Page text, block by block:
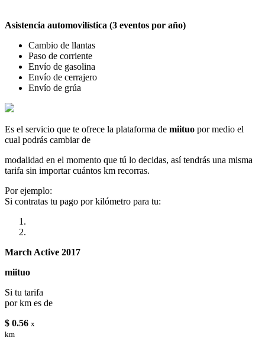
Asistencia automovilística (3 eventos por año)
Cambio de llantas
Paso de corriente
Envío de gasolina
Envío de cerrajero
Envío de grúa
Es el servicio que te ofrece la plataforma de miituo por medio el
cual podrás cambiar de
modalidad en el momento que tú lo decidas, así tendrás una misma
tarifa sin importar cuántos km recorras.
Por ejemplo:
Si contratas tu pago por kilómetro para tu:
March Active 2017
miituo
Si tu tarifa
por km es de
$ 0.56 x
km